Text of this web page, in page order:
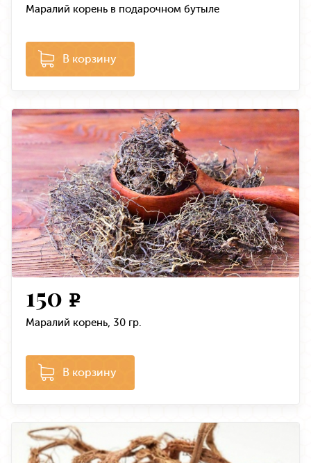
Маралий корень в подарочном бутыле
В корзину
150 e
Маралий корень, 30 гр.
В корзину